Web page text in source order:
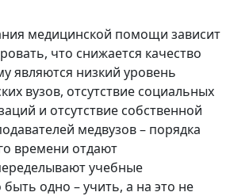
медицинской помощи зависит
что снижается качество
являются низкий уровень
вузов, отсутствие социальных
и отсутствие собственной
медвузов – порядка
времени отдают
учебные
одно – учить, а на это не